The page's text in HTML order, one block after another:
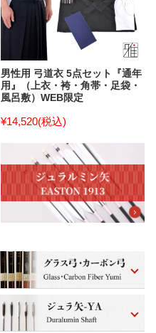
男性用 弓道衣 5点セット『通年
用』（上衣・袴・角帯・足袋・
風呂敷）WEB限定
¥14,520(税込)